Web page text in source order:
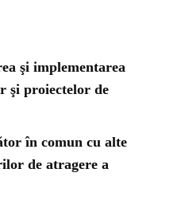
şi implementarea
şi proiectelor de
în comun cu alte
de atragere a